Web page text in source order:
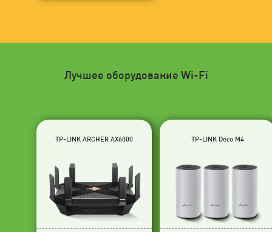
Лучшее оборудование Wi-Fi
TP-LINK ARCHER AX6000 TP-LINK Deco M4